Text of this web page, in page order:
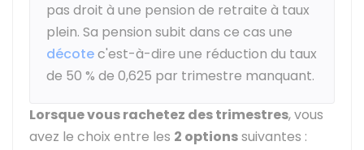
pas droit à une pension de retraite à taux
plein. Sa pension subit dans ce cas une
décotec'est-à-dire une réduction du taux
de 50 % de 0,625 par trimestre manquant.
Lorsque vous rachetez des trimestres, vous
avez le choix entre les 2 optionssuivantes :